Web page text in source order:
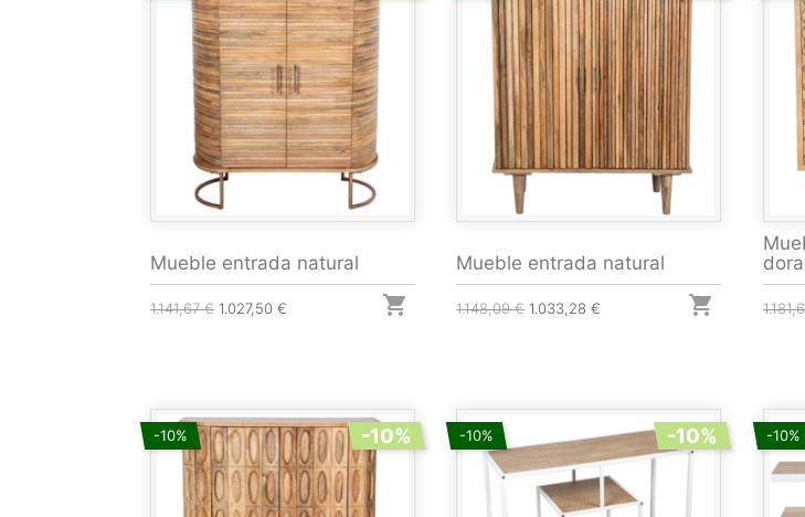
Mueble entrada natural
1.141,67 € 1.027,50 € 
Mueble entrada natural
1.148,09 € 1.033,28 € 
-10% -10% -10% -10% -10%